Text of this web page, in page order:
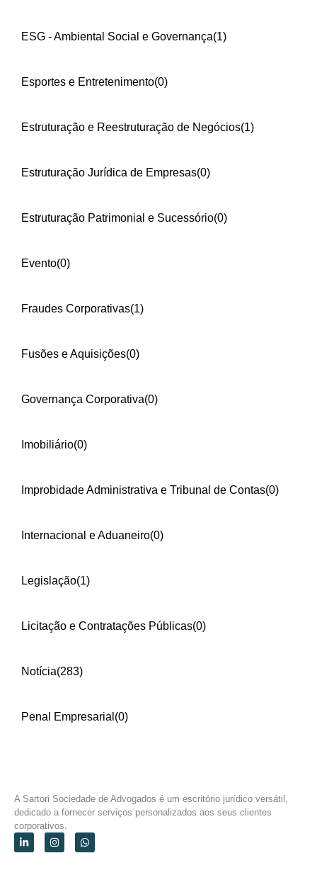
ESG - Ambiental Social e Governança(1)
Esportes e Entretenimento(0)
Estruturação e Reestruturação de Negócios(1)
Estruturação Jurídica de Empresas(0)
Estruturação Patrimonial e Sucessório(0)
Evento(0)
Fraudes Corporativas(1)
Fusões e Aquisições(0)
Governança Corporativa(0)
Imobiliário(0)
Improbidade Administrativa e Tribunal de Contas(0)
Internacional e Aduaneiro(0)
Legislação(1)
Licitação e Contratações Públicas(0)
Notícia(283)
Penal Empresarial (0)
A Sartori Sociedade de Advogados é um escritório jurídico versátil,
dedicado a fornecer serviços personalizados aos seus clientes
corporativos.